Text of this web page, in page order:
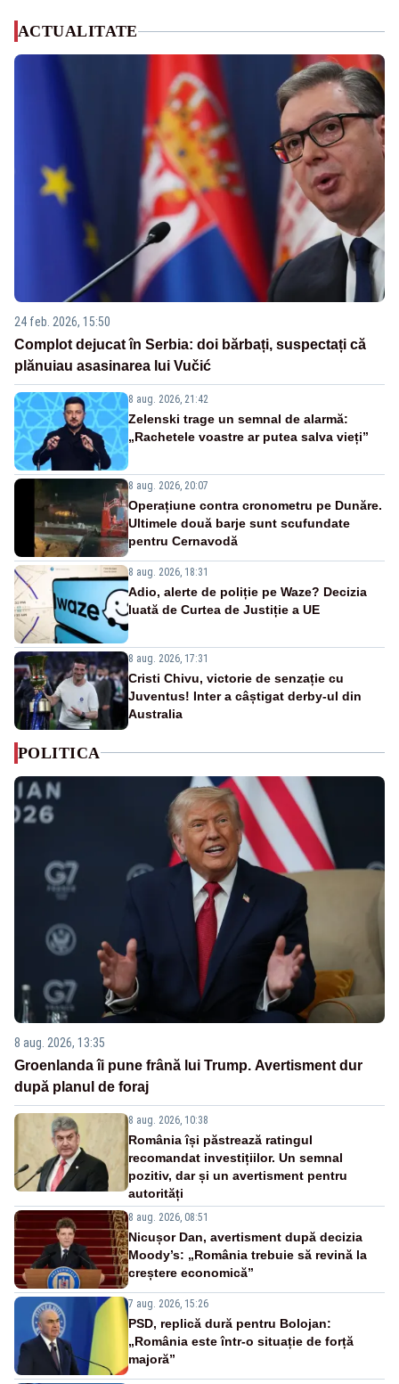
ACTUALITATE
24 feb. 2026, 15:50
Complot dejucat în Serbia: doi bărbați, suspectați că
plănuiau asasinarea lui Vučić
8 aug. 2026, 21:42
Zelenski trage un semnal de alarmă:
„Rachetele voastre ar putea salva vieți”
8 aug. 2026, 20:07
Operațiune contra cronometru pe Dunăre.
Ultimele două barje sunt scufundate
pentru Cernavodă
8 aug. 2026, 18:31
Adio, alerte de poliție pe Waze? Decizia
luată de Curtea de Justiție a UE
8 aug. 2026, 17:31
Cristi Chivu, victorie de senzație cu
Juventus! Inter a câștigat derby-ul din
Australia
POLITICA
8 aug. 2026, 13:35
Groenlanda îi pune frână lui Trump. Avertisment dur
după planul de foraj
8 aug. 2026, 10:38
România își păstrează ratingul
recomandat investițiilor. Un semnal
pozitiv, dar și un avertisment pentru
autorități
8 aug. 2026, 08:51
Nicușor Dan, avertisment după decizia
Moody’s: „România trebuie să revină la
creștere economică”
7 aug. 2026, 15:26
PSD, replică dură pentru Bolojan:
„România este într-o situație de forță
majoră”